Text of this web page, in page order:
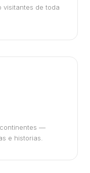
visitantes de toda
—
e historias.